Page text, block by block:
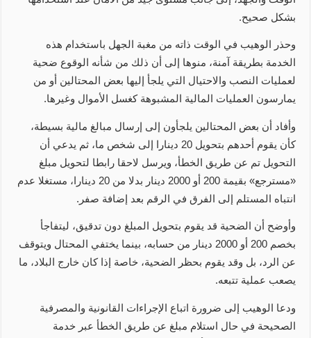
بشكل صحيح.
وحذر الوهيب في الوقت ذاته من مغبة الجهل باستخدام هذه
الخدمة بطريقة آمنة، منوها إلى أن ذلك من شأنه الوقوع ضحية
لعمليات النصب والاحتيال التي يلجأ إليها بعض المحتالين أو من
يمارسون العمليات المالية المشبوهة كغسل الأموال وغيرها.
وأفاد أن بعض المحتالين يلجأون إلى إرسال مبالغ مالية بسيطة،
كأن يقوم أحدهم بتحويل 20 دينارا إلى شخص ما، ثم يدعي أن
التحويل تم عن طريق الخطأ، ويرسل لاحقا رابطا لتحويل مبلغ
«مسترجع» بقيمة 200 أو 2000 دينار بدلا من 20 دينارا، مستغلا عدم
انتباه المستلم إلى الفرق في الرقم بعد إضافة صفر.
وأوضح أن الضحية قد يقوم بتحويل المبلغ دون تدقيق، ليتفاجأ
بخصم 200 أو 2000 دينار من حسابه، بينما يختفي المحتال ويتوقف
عن الرد، بل وقد يقوم بحظر الضحية، خاصة إذا كان خارج البلاد، ما
يصعب عملية تتبعه.
ودعا الوهيب إلى ضرورة اتباع الإجراءات القانونية والمصرفية
الصحيحة في حال استلام مبلغ عن طريق الخطأ عبر خدمة